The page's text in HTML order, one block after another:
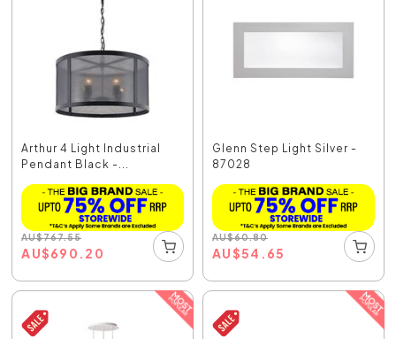
Arthur 4 Light Industrial
Pendant Black -...
AU$767.55
AU$690.20
Glenn Step Light Silver -
87028
AU$60.80
AU$54.65